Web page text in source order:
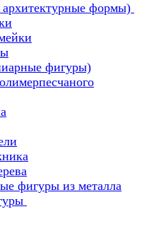
формы)
фигуры)
фигуры из металла